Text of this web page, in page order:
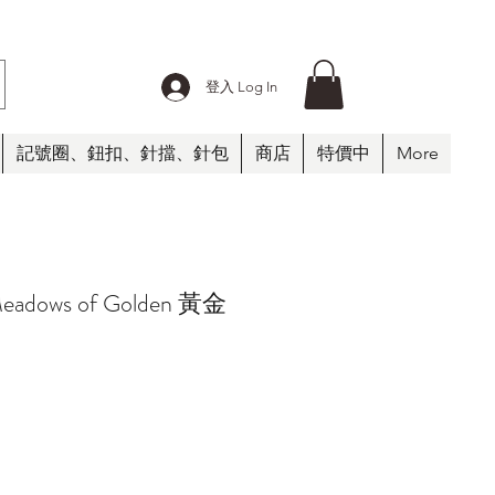
登入 Log In
記號圈、鈕扣、針擋、針包 商店 特價中 More
of Golden 黃金